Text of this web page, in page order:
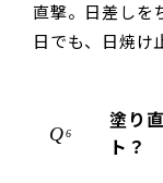
直撃。日差しを
日でも、日焼け
6
塗り
ト？